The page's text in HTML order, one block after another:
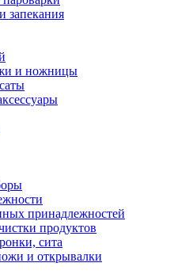
запекания
и ножницы
принадлежностей
продуктов
сита
и открывалки